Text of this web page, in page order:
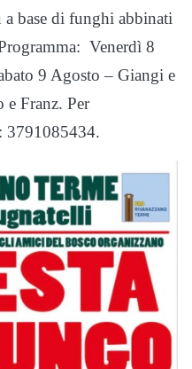
a base di funghi abbinati
Venerdì 8
9 Agosto – Giangi e
Franz. Per
3791085434.